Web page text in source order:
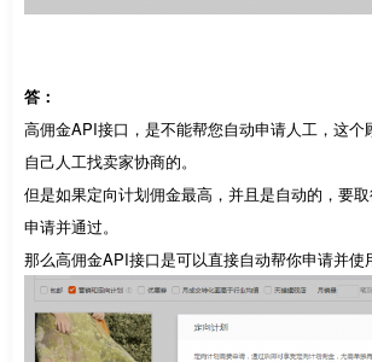
答：
高佣金API接口，是不能帮您自动申请人工，这个
自己人工找卖家协商的。
但是如果定向计划佣金最高，并且是自动的，要
申请并通过。
那么高佣金API接口是可以直接自动帮你申请并使